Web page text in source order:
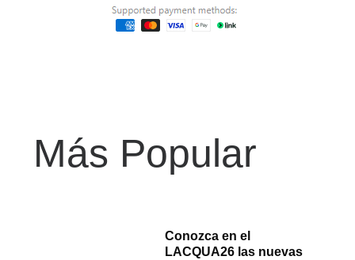
Más Popular
Conozca en el
LACQUA26 las nuevas